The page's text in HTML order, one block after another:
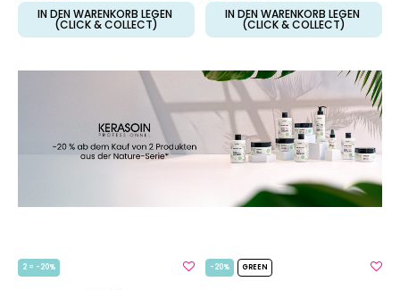
IN DEN WARENKORB LEGEN
(CLICK & COLLECT)
IN DEN WARENKORB LEGEN
(CLICK & COLLECT)
2 = -20% -20% GREEN